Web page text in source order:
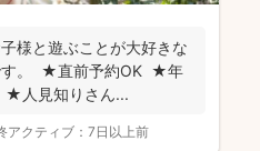
様と遊ぶことが大好きな
★年
間120件以上の撮影実績 ★人見知りさん...
アクティブ： 7日以上前